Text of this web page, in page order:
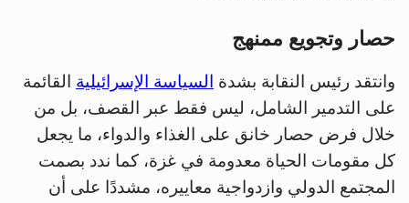
حصار وتجويع ممنهج
وانتقد رئيس النقابة بشدة السياسة الإسرائيلية القائمة
على التدمير الشامل، ليس فقط عبر القصف، بل من
خلال فرض حصار خانق على الغذاء والدواء، ما يجعل
كل مقومات الحياة معدومة في غزة، كما ندد بصمت
المجتمع الدولي وازدواجية معاييره، مشددًا على أن